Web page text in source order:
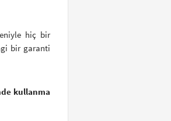
hiç bir
bir garanti
kullanma